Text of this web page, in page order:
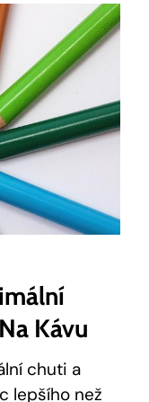
Kávu
chuti a
lepšího než